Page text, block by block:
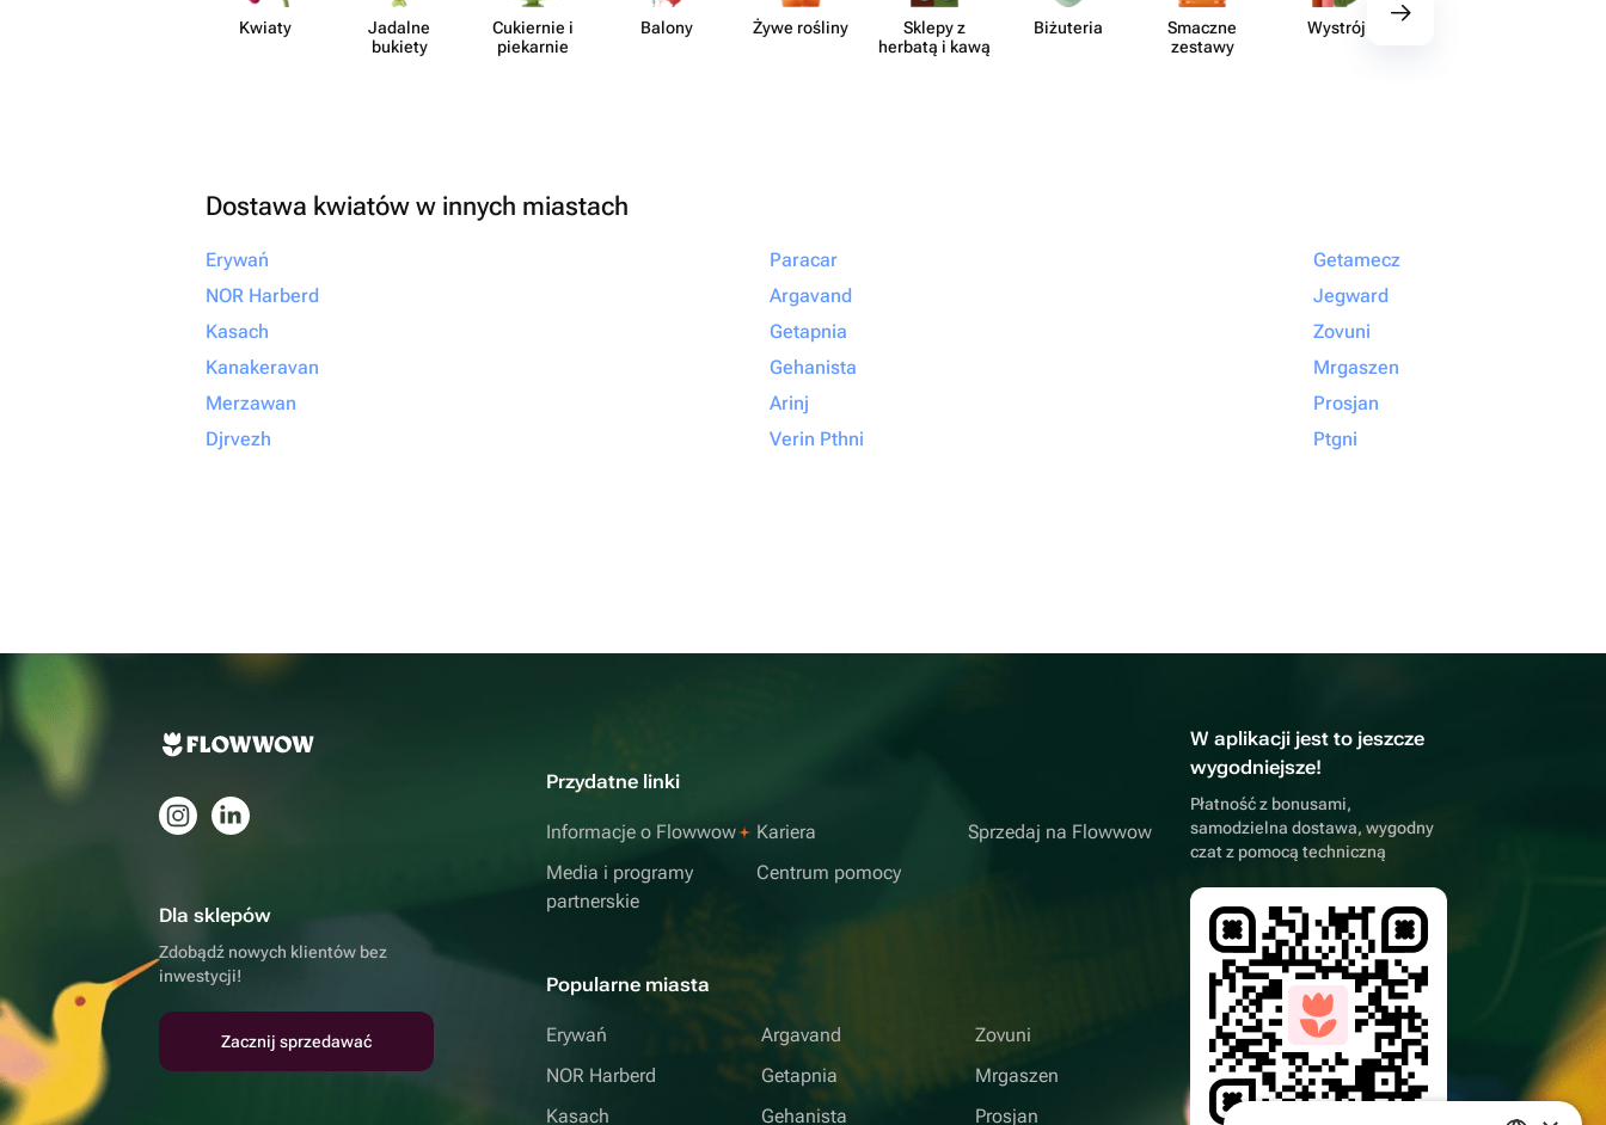
настоящие эмоции и быть уверенными,
что всё будет выполнено с любовью и
Kwiaty
Jadalne
bukiety
Cukiernie i
piekarnie
Balony Żywe rośliny
Sklepy z
herbatą i kawą
Biżuteria
Smaczne
zestawy
Wystrój
Dostawa kwiatów w innych miastach
Erywań
NOR Harberd
Kasach
Kanakeravan
Merzawan
Djrvezh
Paracar
Argavand
Getapnia
Gehanista
Arinj
Verin Pthni
Getamecz
Jegward
Zovuni
Mrgaszen
Prosjan
Ptgni
Dla sklepów
Zdobądź nowych klientów bez
inwestycji!
Zacznij sprzedawać
Przydatne linki
Informacje o Flowwow
Media i programy
partnerskie
Kariera
Centrum pomocy
Sprzedaj na Flowwow
Popularne miasta
Erywań
NOR Harberd
Kasach
Argavand
Getapnia
Gehanista
Zovuni
Mrgaszen
Prosjan
W aplikacji jest to jeszcze
wygodniejsze!
Płatność z bonusami,
samodzielna dostawa, wygodny
czat z pomocą techniczną